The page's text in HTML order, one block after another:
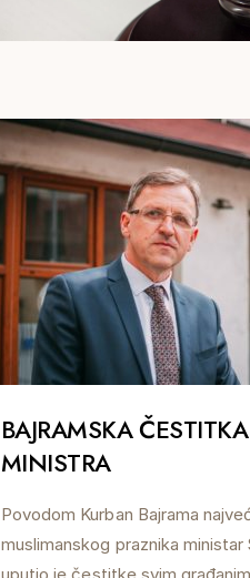
BAJRAMSKA ČESTITKA
MINISTRA
Povodom Kurban Bajrama
muslimanskog praznika ministar